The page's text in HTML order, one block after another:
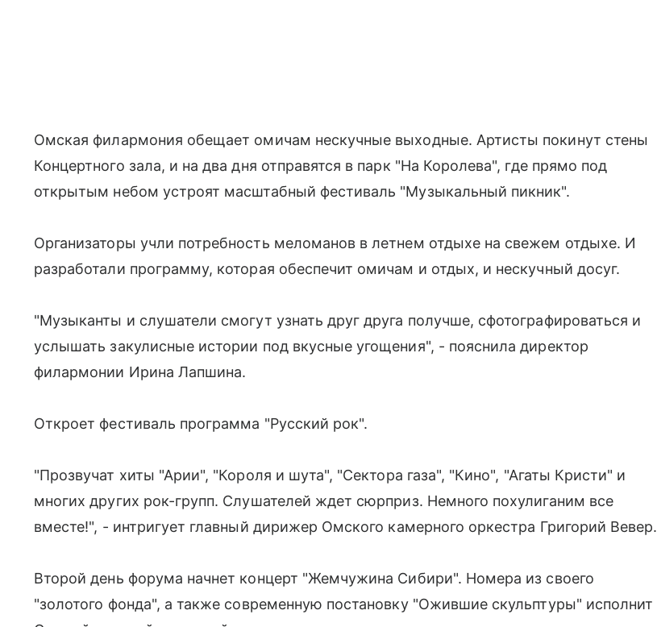
Омская филармония обещает омичам нескучные выходные. Артисты покинут стены
Концертного зала, и на два дня отправятся в парк "На Королева", где прямо под
открытым небом устроят масштабный фестиваль "Музыкальный пикник".
Организаторы учли потребность меломанов в летнем отдыхе на свежем отдыхе. И
разработали программу, которая обеспечит омичам и отдых, и нескучный досуг.
"Музыканты и слушатели смогут узнать друг друга получше, сфотографироваться и
услышать закулисные истории под вкусные угощения", - пояснила директор
филармонии Ирина Лапшина.
Откроет фестиваль программа "Русский рок".
"Прозвучат хиты "Арии", "Короля и шута", "Cектора газа", "Кино", "Агаты Кристи" и
многих других рок-групп. Слушателей ждет сюрприз. Немного похулиганим все
вместе!", - интригует главный дирижер Омского камерного оркестра Григорий Вевер.
Второй день форума начнет концерт "Жемчужина Сибири". Номера из своего
"золотого фонда", а также современную постановку "Ожившие скульптуры" исполнит